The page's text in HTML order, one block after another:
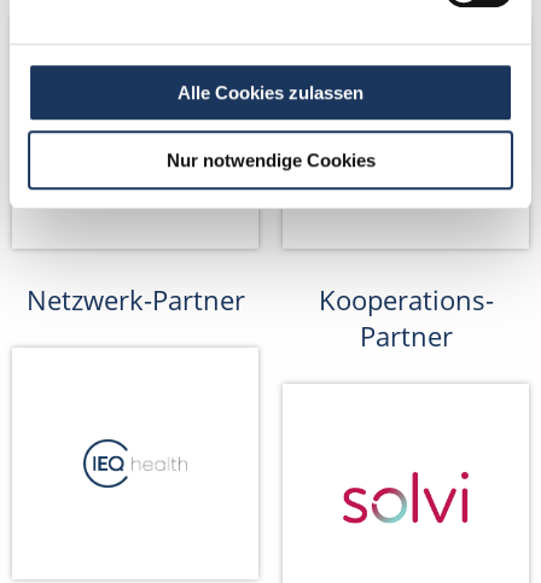
Alle Cookies zulassen
Nur notwendige Cookies
Netzwerk-Partner
Kooperations-
Partner